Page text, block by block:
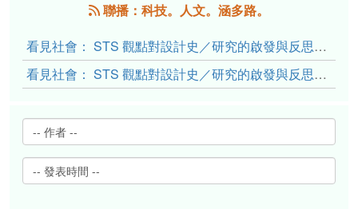
聯播：科技。人文。涵多路。
看見社會： STS 觀點對設計史／研究的啟發與反思（下）
看見社會： STS 觀點對設計史／研究的啟發與反思（上）